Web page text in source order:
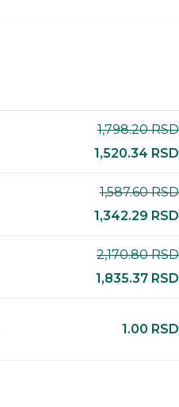
1,798.20RSD
1,520.34 RSD
1,587.60RSD
1,342.29 RSD
2,170.80RSD
1,835.37 RSD
1.00 RSD